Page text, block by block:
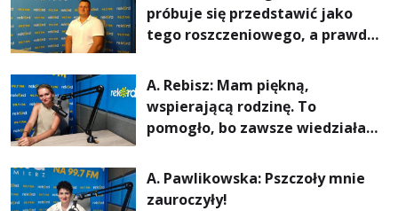
próbuje się przedstawić jako
tego roszczeniowego, a prawda
A. Rebisz: Mam piękną,
wspierającą rodzinę. To
pomogło, bo zawsze wiedziałam,
najważniejsza
A. Pawlikowska: Pszczoły mnie
zauroczyły!